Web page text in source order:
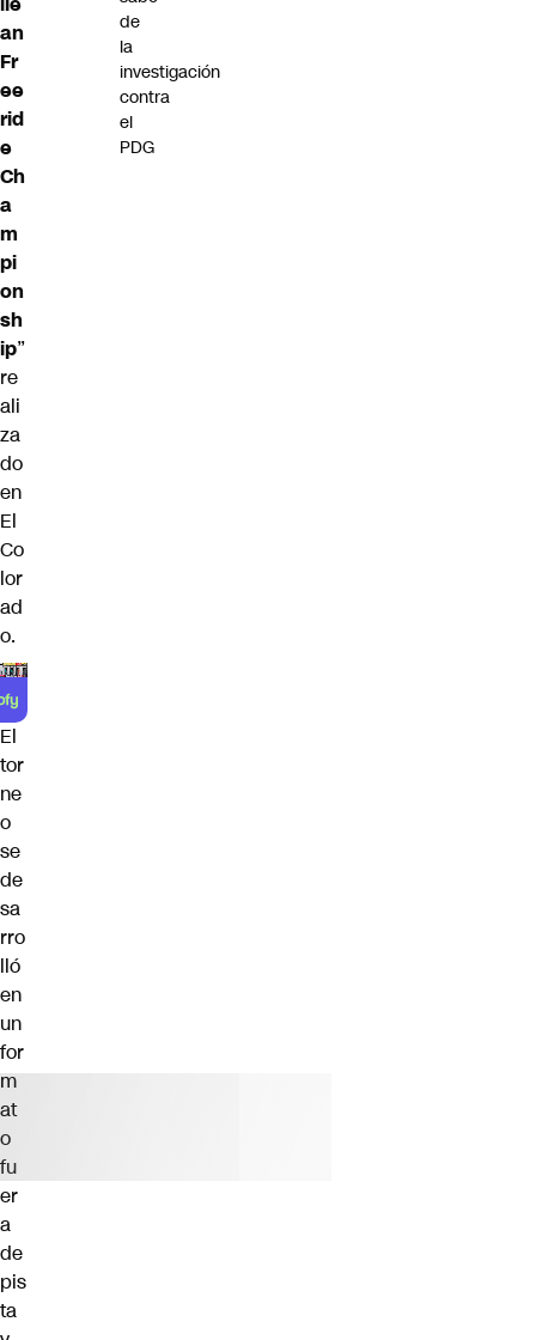
an
Fr
ee
rid
e
Ch
a
m
pi
on
sh
ip”
re
ali
za
do
en
El
Co
lor
ad
o.
El
tor
ne
o
se
de
sa
rro
lló
en
un
for
m
at
o
fu
er
a
de
pis
ta
de
la
investigación
contra
el
PDG